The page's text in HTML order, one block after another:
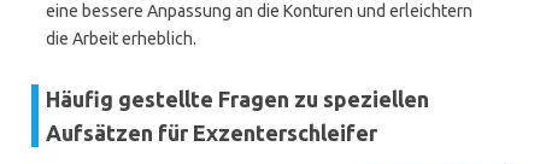
eine bessere Anpassung an die Konturen und erleichtern
die Arbeit erheblich.
Häufig gestellte Fragen zu speziellen
Aufsätzen für Exzenterschleifer